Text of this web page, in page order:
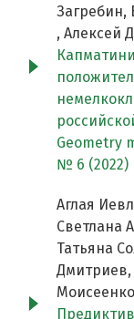
, Алексей
Geometry
№ 6 (2022)
Аглая
Светлана
Татьяна
Дмитриев,